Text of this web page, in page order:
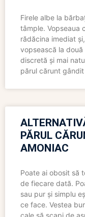
Firele albe la
tâmple. Vopseaua
rădăcina imediat
vopsească la
discretă și mai
părul cărunt
PĂRUL
AMONIAC
Poate ai obosit să
de fiecare dată.
sau pur și simplu
ce face. Vestea